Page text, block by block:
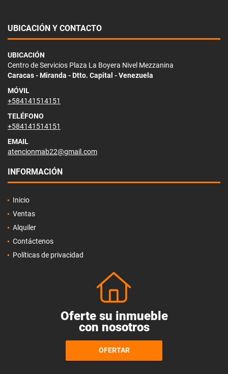
UBICACIÓN Y CONTACTO
UBICACIÓN
Centro de Servicios Plaza La Boyera Nivel Mezzanina
Caracas - Miranda - Dtto. Capital - Venezuela
MÓVIL
+584141514151
TELÉFONO
+584141514151
EMAIL
atencionmab22@gmail.com
INFORMACIÓN
Inicio
Ventas
Alquiler
Contáctenos
Políticas de privacidad
Oferte su inmueble
con nosotros
OFERTAR